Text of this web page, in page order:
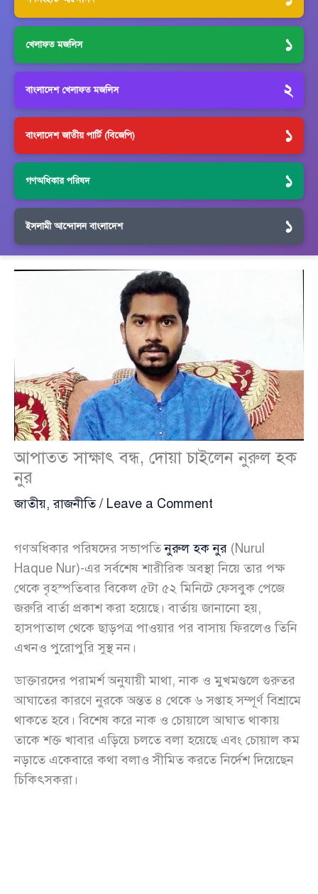
খেলাফত মজলিস ১
বাংলাদেশ খেলাফত মজলিস ২
বাংলাদেশ জাতীয় পার্টি (বিজেপি) ১
গণঅধিকার পরিষদ ১
ইসলামী আন্দোলন বাংলাদেশ ১
আপাতত সাক্ষাৎ বন্ধ, দোয়া চাইলেন নুরুল হক
নুর
জাতীয়,রাজনীতি/ Leave a Comment
গণঅধিকার পরিষদের সভাপতিনুরুল হক নুর (Nurul
Haque Nur)-এর সর্বশেষ শারীরিক অবস্থা নিয়ে তার পক্ষ
থেকে বৃহস্পতিবার বিকেল ৫টা ৫২ মিনিটে ফেসবুক পেজে
জরুরি বার্তা প্রকাশ করা হয়েছে। বার্তায় জানানো হয়,
হাসপাতাল থেকে ছাড়পত্র পাওয়ার পর বাসায় ফিরলেও তিনি
এখনও পুরোপুরি সুস্থ নন।
ডাক্তারদের পরামর্শ অনুযায়ী মাথা, নাক ও মুখমণ্ডলে গুরুতর
আঘাতের কারণে নুরকে অন্তত ৪ থেকে ৬ সপ্তাহ সম্পূর্ণ বিশ্রামে
থাকতে হবে। বিশেষ করে নাক ও চোয়ালে আঘাত থাকায়
তাকে শক্ত খাবার এড়িয়ে চলতে বলা হয়েছে এবং চোয়াল কম
নড়াতে একেবারে কথা বলাও সীমিত করতে নির্দেশ দিয়েছেন
চিকিৎসকরা।